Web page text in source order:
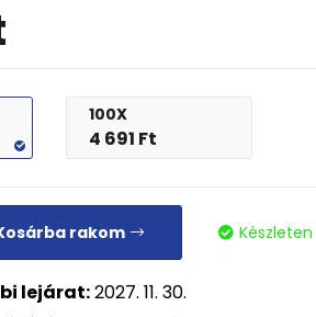
100X
4 691 Ft
rakom Készleten
lejárat:2027. 11. 30.